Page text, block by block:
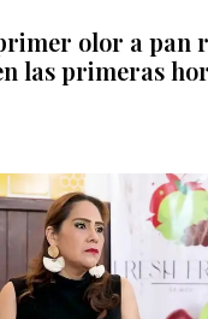
olor a pan
las primeras